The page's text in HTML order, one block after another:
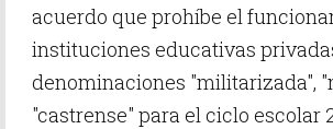
acuerdo que prohíbe el
instituciones educativas
denominaciones "militarizada",
"castrense" para el ciclo escolar